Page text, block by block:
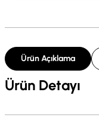
Ürün Açıklama
Ürün Detayı